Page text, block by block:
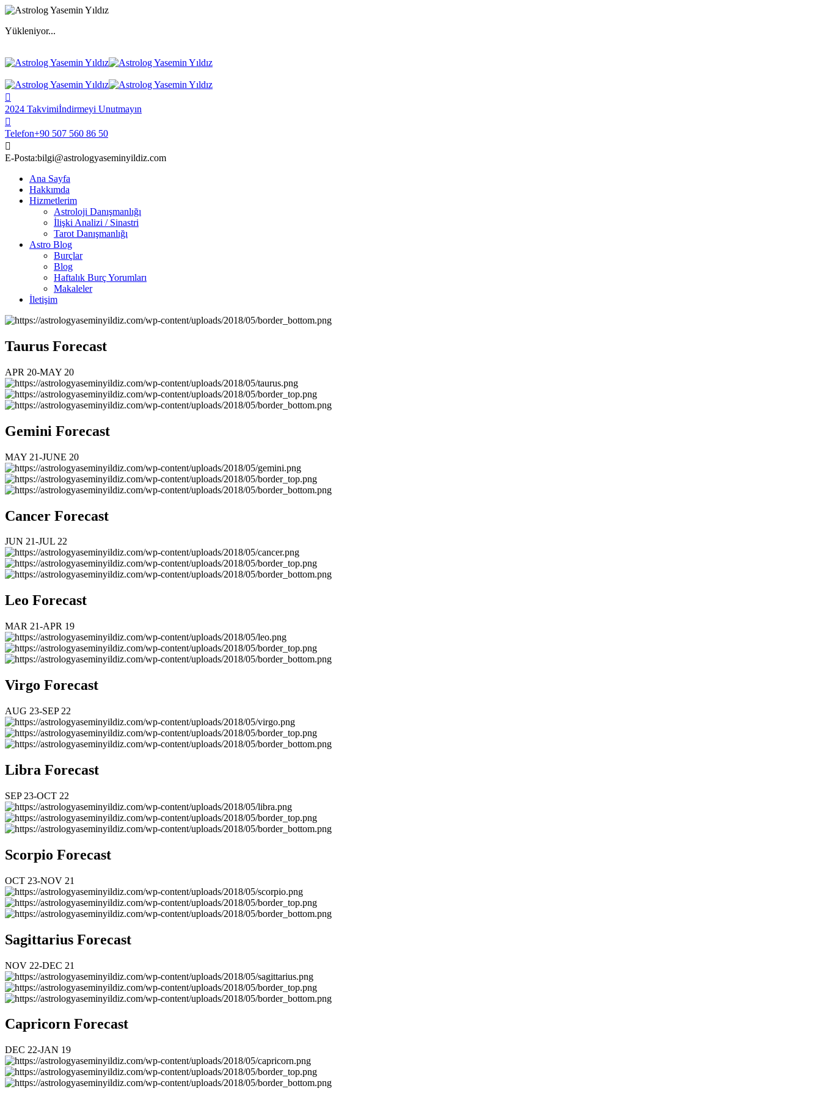
Yükleniyor...
2024 Takvimiİndirmeyi Unutmayın
Telefon+90 507 560 86 50
E-Posta:bilgi@astrologyaseminyildiz.com
Ana Sayfa
Hakkımda
Hizmetlerim
Astroloji Danışmanlığı
İlişki Analizi / Sinastri
Tarot Danışmanlığı
Astro Blog
Burçlar
Blog
Haftalık Burç Yorumları
Makaleler
İletişim
Taurus Forecast
APR 20-MAY 20
Gemini Forecast
MAY 21-JUNE 20
Cancer Forecast
JUN 21-JUL 22
Leo Forecast
MAR 21-APR 19
Virgo Forecast
AUG 23-SEP 22
Libra Forecast
SEP 23-OCT 22
Scorpio Forecast
OCT 23-NOV 21
Sagittarius Forecast
NOV 22-DEC 21
Capricorn Forecast
DEC 22-JAN 19